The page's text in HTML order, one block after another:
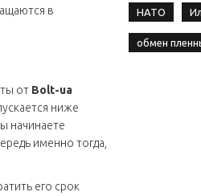
в
от Bolt-ua
ниже
начинаете
именно тогда,
его срок
НАТО
обмен